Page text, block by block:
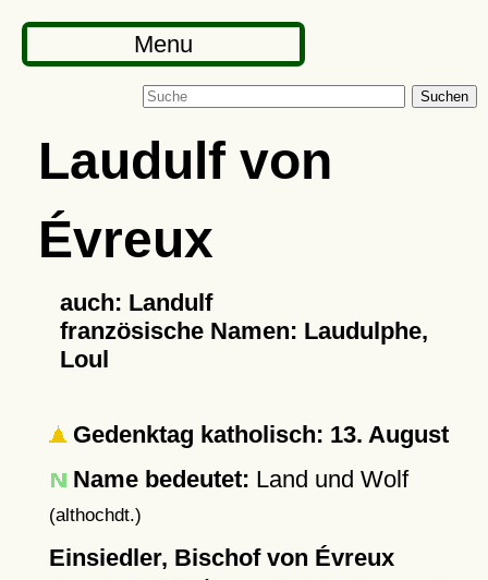
Menu
Suchen
Laudulf von
Évreux
auch: Landulf
französische Namen: Laudulphe,
Loul
Gedenktag katholisch: 13. August
Name bedeutet: Land und Wolf
(althochdt.)
Einsiedler, Bischof von Évreux